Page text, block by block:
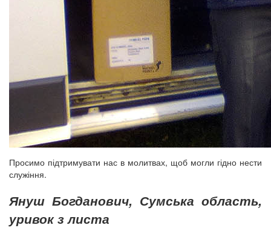
Просимо підтримувати нас в молитвах, щоб могли гідно нести
служіння.
Януш Богданович, Сумська область,
уривок з листа